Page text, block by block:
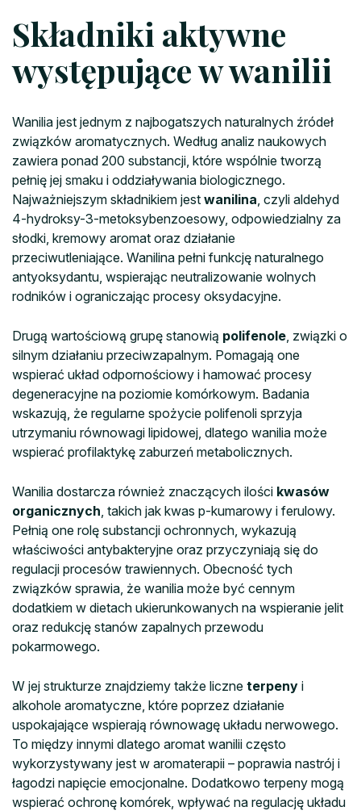
Składniki aktywne
występujące w wanilii
Wanilia jest jednym z najbogatszych naturalnych źródeł
związków aromatycznych. Według analiz naukowych
zawiera ponad 200 substancji, które wspólnie tworzą
pełnię jej smaku i oddziaływania biologicznego.
Najważniejszym składnikiem jest wanilina , czyli aldehyd
4-hydroksy-3-metoksybenzoesowy, odpowiedzialny za
słodki, kremowy aromat oraz działanie
przeciwutleniające. Wanilina pełni funkcję naturalnego
antyoksydantu, wspierając neutralizowanie wolnych
rodników i ograniczając procesy oksydacyjne.
Drugą wartościową grupę stanowią polifenole , związki o
silnym działaniu przeciwzapalnym. Pomagają one
wspierać układ odpornościowy i hamować procesy
degeneracyjne na poziomie komórkowym. Badania
wskazują, że regularne spożycie polifenoli sprzyja
utrzymaniu równowagi lipidowej, dlatego wanilia może
wspierać profilaktykę zaburzeń metabolicznych.
Wanilia dostarcza również znaczących ilości kwasów
organicznych , takich jak kwas p-kumarowy i ferulowy.
Pełnią one rolę substancji ochronnych, wykazują
właściwości antybakteryjne oraz przyczyniają się do
regulacji procesów trawiennych. Obecność tych
związków sprawia, że wanilia może być cennym
dodatkiem w dietach ukierunkowanych na wspieranie jelit
oraz redukcję stanów zapalnych przewodu
pokarmowego.
W jej strukturze znajdziemy także liczne terpeny i
alkohole aromatyczne, które poprzez działanie
uspokajające wspierają równowagę układu nerwowego.
To między innymi dlatego aromat wanilii często
wykorzystywany jest w aromaterapii – poprawia nastrój i
łagodzi napięcie emocjonalne. Dodatkowo terpeny mogą
wspierać ochronę komórek, wpływać na regulację układu